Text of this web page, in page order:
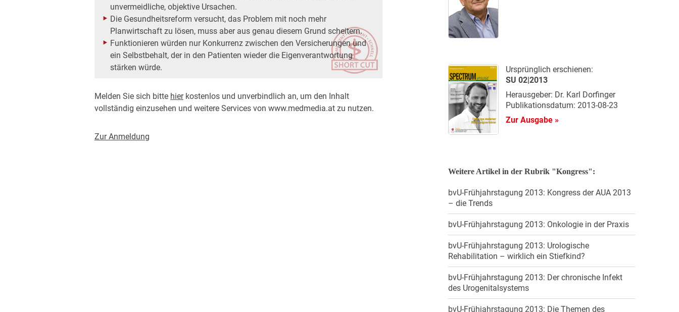
unvermeidliche, objektive Ursachen.
Die Gesundheitsreform versucht, das Problem mit noch mehr
Planwirtschaft zu lösen, muss aber aus genau diesem Grund scheitern.
Funktionieren würden nur Konkurrenz zwischen den Versicherungen und
ein Selbstbehalt, der in den Patienten wieder die Eigenverantwortung
stärken würde.
Melden Sie sich bitte hierkostenlos und unverbindlich an, um den Inhalt
vollständig einzusehen und weitere Services von www.medmedia.at zu nutzen.
Zur Anmeldung
Ursprünglich erschienen:
SU 02|2013
Herausgeber: Dr. Karl Dorfinger
Publikationsdatum: 2013-08-23
Zur Ausgabe »
Weitere Artikel in der Rubrik "Kongress":
bvU-Frühjahrstagung 2013: Kongress der AUA 2013
– die Trends
bvU-Frühjahrstagung 2013: Onkologie in der Praxis
bvU-Frühjahrstagung 2013: Urologische
Rehabilitation – wirklich ein Stiefkind?
bvU-Frühjahrstagung 2013: Der chronische Infekt
des Urogenitalsystems
bvU-Frühjahrstagung 2013: Die Themen des